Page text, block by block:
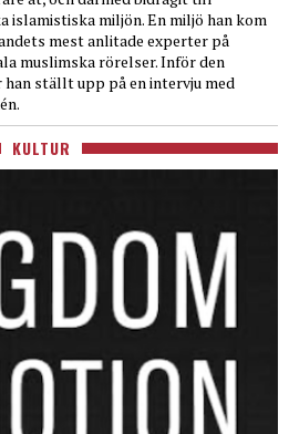
islamistiska miljön. En miljö han kom
mest anlitade experter på
muslimska rörelser. Inför den
ställt upp på en intervju med
KULTUR